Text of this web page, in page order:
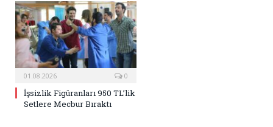
01.08.2026 0
İşsizlik Figüranları 950 TL’lik
Setlere Mecbur Bıraktı